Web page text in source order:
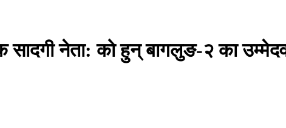
नेता: को हुन् बागलुङ-२ का